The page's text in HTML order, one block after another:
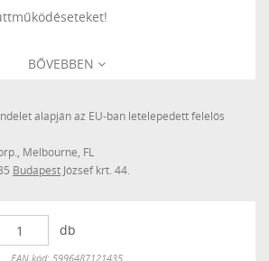
BŐVEBBEN
alapján az EU-ban letelepedett felelős
Melbourne, FL
Budapest József krt. 44.
db
Készleten
EAN kód: 5996487121435